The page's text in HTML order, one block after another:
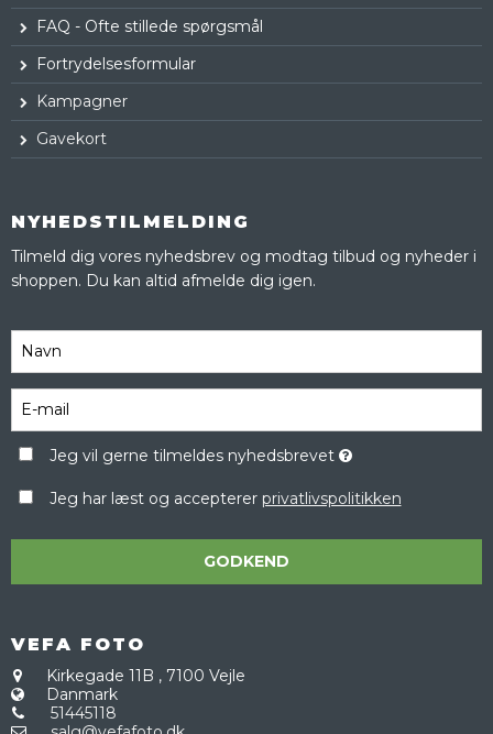
FAQ - Ofte stillede spørgsmål
Fortrydelsesformular
Kampagner
Gavekort
NYHEDSTILMELDING
Tilmeld dig vores nyhedsbrev og modtag tilbud og nyheder i
shoppen. Du kan altid afmelde dig igen.
Jeg vil gerne tilmeldes nyhedsbrevet
Jeg har læst og accepterer privatlivspolitikken
GODKEND
VEFA FOTO
Kirkegade 11B , 7100 Vejle
Danmark
51445118